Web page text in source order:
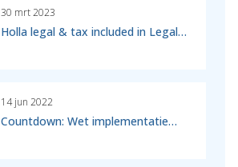
30 mrt 2023
Holla legal & tax included in Legal…
14 jun 2022
Countdown: Wet implementatie…